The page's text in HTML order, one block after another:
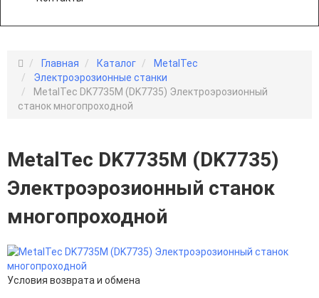
Главная Каталог
MetalTec
Электроэрозионные станки
MetalTec DK7735M (DK7735) Электроэрозионный
станок многопроходной
MetalTec DK7735M (DK7735)
Электроэрозионный станок
многопроходной
Условия возврата и обмена